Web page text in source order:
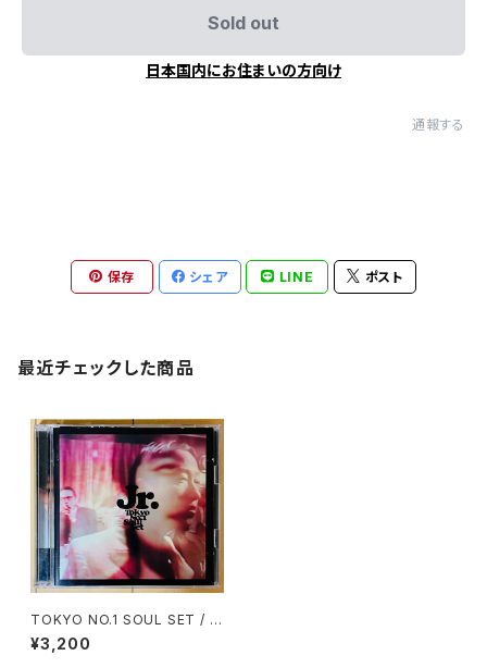
Sold out
日本国内にお住まいの方向け
通報する
保存 シェア LINE ポスト
最近チェックした商品
TOKYO NO.1 SOUL SET / J
R.(2CD)
¥3,200